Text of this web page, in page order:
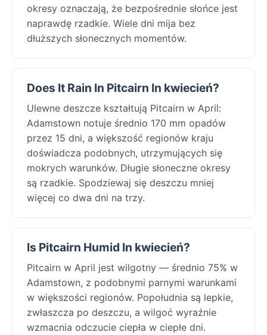
okresy oznaczają, że bezpośrednie słońce jest
naprawdę rzadkie. Wiele dni mija bez
dłuższych słonecznych momentów.
Does It Rain In Pitcairn In kwiecień?
Ulewne deszcze kształtują Pitcairn w April:
Adamstown notuje średnio 170 mm opadów
przez 15 dni, a większość regionów kraju
doświadcza podobnych, utrzymujących się
mokrych warunków. Długie słoneczne okresy
są rzadkie. Spodziewaj się deszczu mniej
więcej co dwa dni na trzy.
Is Pitcairn Humid In kwiecień?
Pitcairn w April jest wilgotny — średnio 75% w
Adamstown, z podobnymi parnymi warunkami
w większości regionów. Popołudnia są lepkie,
zwłaszcza po deszczu, a wilgoć wyraźnie
wzmacnia odczucie ciepła w ciepłe dni.